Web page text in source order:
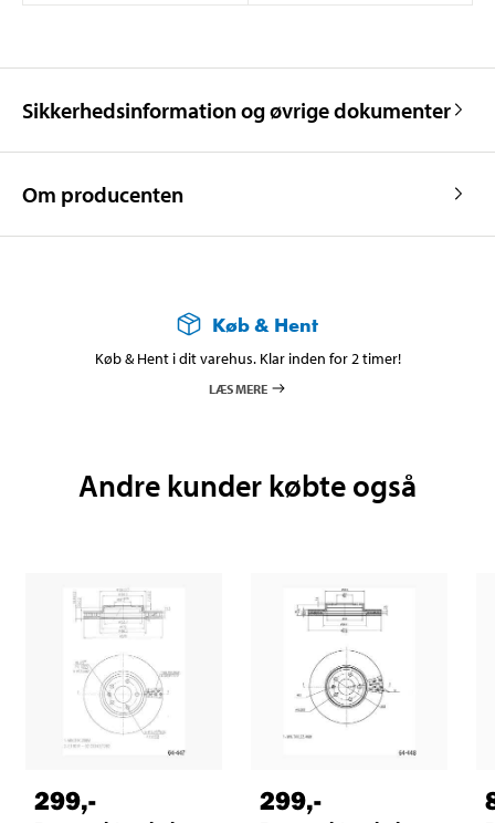
Sikkerhedsinformation og øvrige dokumenter
Om producenten
Køb & Hent
Køb & Hent i dit varehus. Klar inden for 2 timer!
LÆS MERE
Andre kunder købte også
299,- 299,-